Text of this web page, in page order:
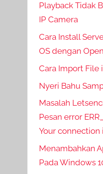
Playback Tidak
IP Camera
Cara Install
OS dengan
Cara Import File
Nyeri Bahu
Masalah
Pesan error
Your connection
Menambahkan
Pada Windows